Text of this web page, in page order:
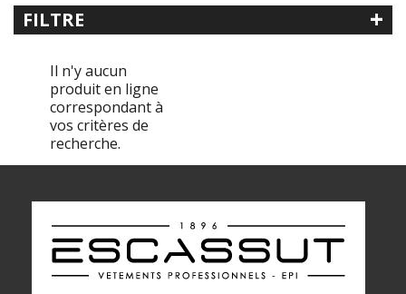
FILTRE +
Recherche libre
Référence
Catégorie
< Tenues de Cuisine
Accessoires
Il n'y aucun
produit en ligne
correspondant à
vos critères de
recherche.